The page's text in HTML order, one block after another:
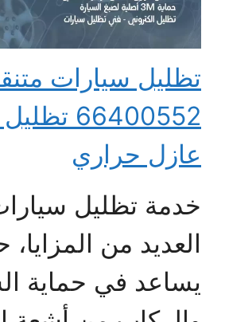
تظليل سيارات
66400552
عازل حراري
خدمة تظليل
العديد من
يساعد في حماية